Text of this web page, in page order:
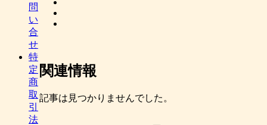
関連情報
記事は見つかりませんでした。
問
い
合
せ
特
定
商
取
引
法